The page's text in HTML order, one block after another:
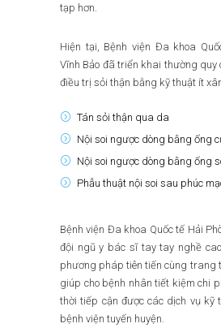
tạp hơn.
Hiện tại, Bệnh viện Đa khoa
Vĩnh Bảo đã triển khai thường
điều trị sỏi thận bằng kỹ thuật ít
Tán sỏi thận qua da
Nội soi ngược dòng bằng ống
Nội soi ngược dòng bằng ống
Phẫu thuật nội soi sau phúc
Bệnh viện Đa khoa Quốc tế Hải
đội ngũ y bác sĩ tay tay nghề
phương pháp tiên tiến cùng trang
giúp cho bệnh nhân tiết kiệm chi
thời tiếp cận được các dịch vụ kỹ
bệnh viện tuyến huyện.